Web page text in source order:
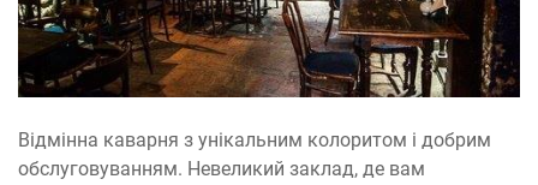
Відмінна каварня з унікальним колоритом і добрим
обслуговуванням. Невеликий заклад, де вам